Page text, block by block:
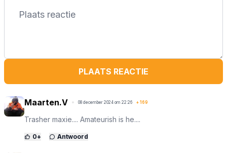
PLAATS REACTIE
Maarten.V 08 december 2024 om 22:26 + 169
Trasher maxie.... Amateurish is he....
0+ Antwoord